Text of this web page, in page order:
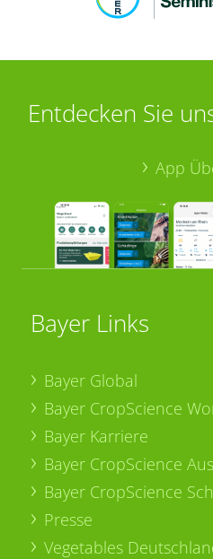
Entdecken Sie
App
Bayer Links
Bayer Global
Bayer CropScience
Bayer Karriere
Bayer CropScience
Bayer CropScience
Presse
Vegetables